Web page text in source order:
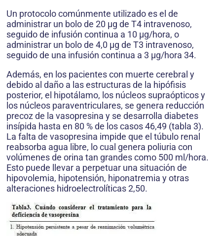
Un protocolo comúnmente utilizado es el de
administrar un bolo de 20 μg de T4 intravenoso,
seguido de infusión continua a 10 μg/hora, o
administrar un bolo de 4,0 μg de T3 intravenoso,
seguido de una infusión continua a 3 μg/hora 34.
Además, en los pacientes con muerte cerebral y
debido al daño a las estructuras de la hipófisis
posterior, el hipotálamo, los núcleos supraópticos y
los núcleos paraventriculares, se genera reducción
precoz de la vasopresina y se desarrolla diabetes
insípida hasta en 80 % de los casos 46,49 (tabla 3).
La falta de vasopresina impide que el túbulo renal
reabsorba agua libre, lo cual genera poliuria con
volúmenes de orina tan grandes como 500 ml/hora.
Esto puede llevar a perpetuar una situación de
hipovolemia, hipotensión, hiponatremia y otras
alteraciones hidroelectrolíticas 2,50.